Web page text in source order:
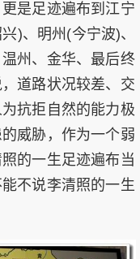
是足迹遍布到江宁
)、明州(今宁波)、
州、金华、最后终
道路状况较差、交
抗拒自然的能力极
威胁，作为一个弱
的一生足迹遍布当
不说李清照的一生